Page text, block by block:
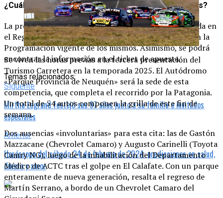
¿Cuál es el plazo para cobrar un premio de Loto Plus?
La prescripción de los premios se encuentra establecida en
el Reglamento de cada uno de los juegos y detallada en la
Programación vigente de los mismos. Asimismo, se podrá
encontrar la información en el ticket de apuesta.
Temas relacionados:
Siguente
Mirtha Legrand festejó sus 97 años junto a su familia e invitados
especiales
Anterior
Horóscopo del sábado 24 de febrero de 2024: predicciones en salud,
dinero y amor
Se viven las horas previas a la tercera presentación del
Turismo Carretera en la temporada 2025. El Autódromo
«Parque Provincia de Neuquén» será la sede de esta
competencia, que completa el recorrido por la Patagonia.
Un total de 54 autos componen la grilla de este fin de
semana.
Dos ausencias «involuntarias» para esta cita: las de Gastón
Mazzacane (Chevrolet Camaro) y Augusto Carinelli (Toyota
Camry NG), luego de la inhabilitación del Departamento
Médico de ACTC tras el golpe en El Calafate. Con un parque
enteramente de nueva generación, resalta el regreso de
Martín Serrano, a bordo de un Chevrolet Camaro del